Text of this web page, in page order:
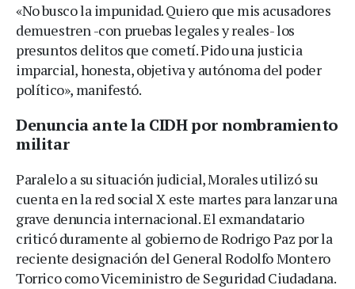
«No busco la impunidad. Quiero que mis acusadores
demuestren -con pruebas legales y reales- los
presuntos delitos que cometí. Pido una justicia
imparcial, honesta, objetiva y autónoma del poder
político», manifestó.
Denuncia ante la CIDH por nombramiento
militar
Paralelo a su situación judicial, Morales utilizó su
cuenta en la red social X este martes para lanzar una
grave denuncia internacional. El exmandatario
criticó duramente al gobierno de Rodrigo Paz por la
reciente designación del General Rodolfo Montero
Torrico como Viceministro de Seguridad Ciudadana.